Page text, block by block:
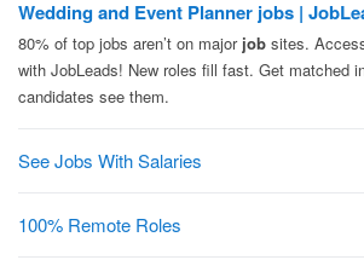
Blog
Pubblica